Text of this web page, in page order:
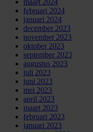
februari 2024
januari 2024
december 2023
november 2023
oktober 2023
september 2023
augustus 2023
juli 2023
juni 2023
mei 2023
april 2023
maart 2023
februari 2023
januari 2023